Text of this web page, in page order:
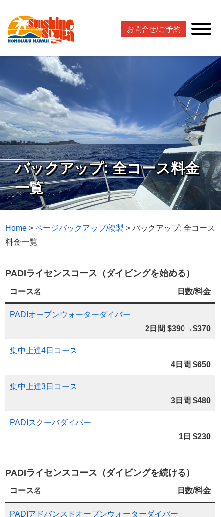
お問合せ/ご予約
バックアップ: 全コース料金
一覧
Home >ページバックアップ/複製 >バックアップ: 全コース
料金一覧
PADIライセンスコース（ダイビングを始める）
コース名 日数/料金
PADIオープンウォーターダイバー
2日間 $390→$370
集中上達4日コース
4日間 $650
集中上達3日コース
3日間 $480
PADIスクーバダイバー
1日 $230
PADIライセンスコース（ダイビングを続ける）
コース名 日数/料金
PADIアドバンスドオープンウォーターダイバー